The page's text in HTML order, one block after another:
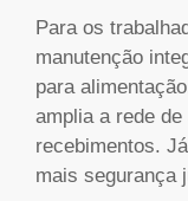
Para os
manutenção
para
amplia a rede
recebimentos.
mais segurança